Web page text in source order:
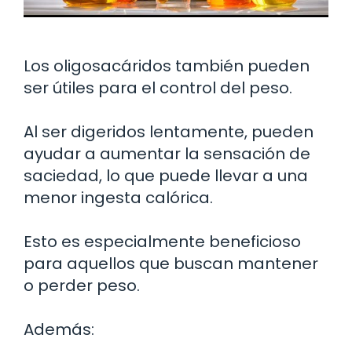
Los oligosacáridos también pueden
ser útiles para el control del peso.
Al ser digeridos lentamente, pueden
ayudar a aumentar la sensación de
saciedad, lo que puede llevar a una
menor ingesta calórica.
Esto es especialmente beneficioso
para aquellos que buscan mantener
o perder peso.
Además: